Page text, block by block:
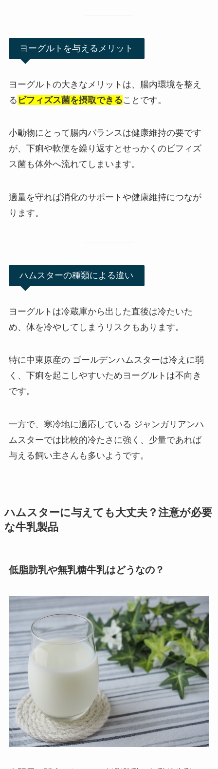
ヨーグルトを与えるメリット
ヨーグルトの大きなメリットは、腸内環境を整え
る ビフィズス菌を摂取できることです。
小動物にとって腸内バランスは健康維持の要です
が、下痢や軟便を繰り返すとせっかくのビフィズ
ス菌も体外へ流れてしまいます。
適量を守れば消化のサポートや健康維持につなが
ります。
ハムスターの種類による違い
ヨーグルトは冷蔵庫から出した直後は冷たいた
め、体を冷やしてしまうリスクもあります。
特に中東原産の ゴールデンハムスターは冷えに弱
く、下痢を起こしやすいためヨーグルトは不向き
です。
一方で、寒冷地に適応している ジャンガリアンハ
ムスターでは比較的冷たさに強く、少量であれば
与える飼い主さんも多いようです。
ハムスターに与えても大丈夫？注意が必要
な牛乳製品
低脂肪乳や無乳糖牛乳はどうなの？